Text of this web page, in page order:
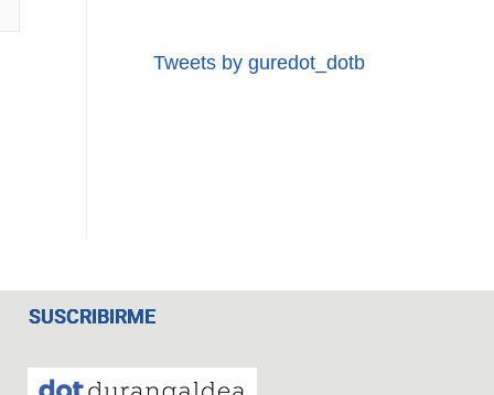
Tweets by guredot_dotb
SUSCRIBIRME